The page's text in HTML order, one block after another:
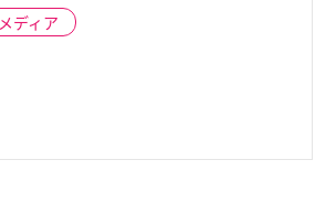
メディア